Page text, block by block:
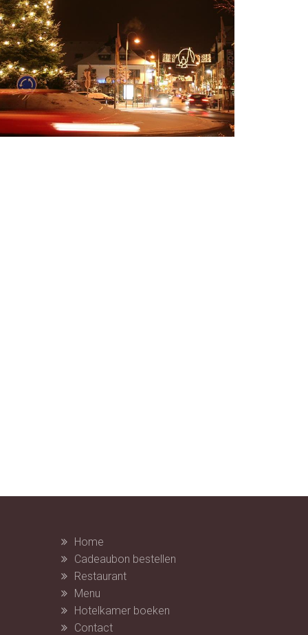
Home
Cadeaubon bestellen
Restaurant
Menu
Hotelkamer boeken
Contact